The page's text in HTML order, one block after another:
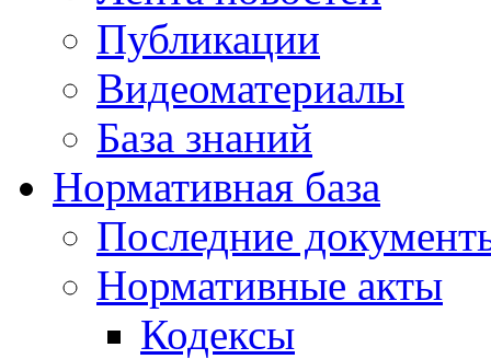
Публикации
Видеоматериалы
База знаний
Нормативная база
Последние
Нормативные акты
Кодексы